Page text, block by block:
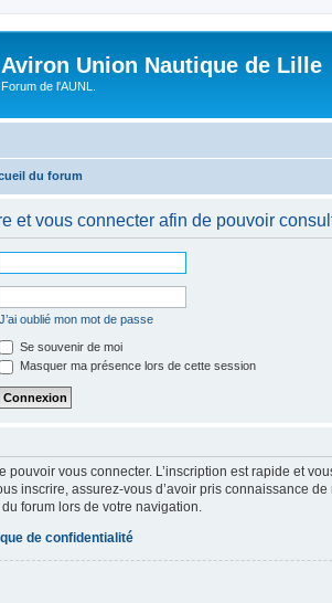
Aviron Union Nautique de Lille
Forum de l'AUNL.
du forum
et vous connecter afin de pouvoir
J’ai oublié mon mot de passe
Se souvenir de moi
Masquer ma présence lors de cette session
pouvoir vous connecter. L’inscription est rapide et
inscrire, assurez-vous d’avoir pris connaissance
forum lors de votre navigation.
de confidentialité